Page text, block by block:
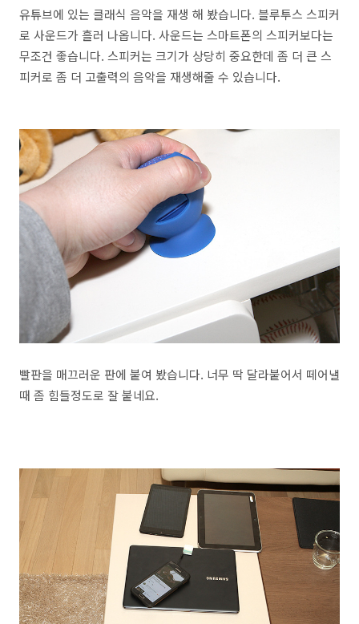
유튜브에 있는 클래식 음악을 재생 해 봤습니다. 블루투스 스피커
로 사운드가 흘러 나옵니다. 사운드는 스마트폰의 스피커보다는
무조건 좋습니다. 스피커는 크기가 상당히 중요한데 좀 더 큰 스
피커로 좀 더 고출력의 음악을 재생해줄 수 있습니다.
빨판을 매끄러운 판에 붙여 봤습니다. 너무 딱 달라붙어서 떼어낼
때 좀 힘들정도로 잘 붙네요.